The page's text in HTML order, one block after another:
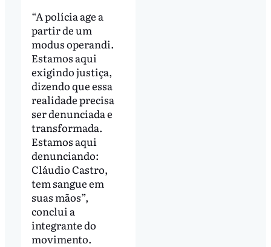
“A polícia age a
partir de um
modus operandi.
Estamos aqui
exigindo justiça,
dizendo que essa
realidade precisa
ser denunciada e
transformada.
Estamos aqui
denunciando:
Cláudio Castro,
tem sangue em
suas mãos”,
conclui a
integrante do
movimento.